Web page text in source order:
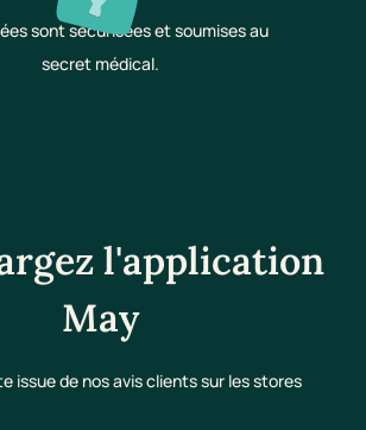
sont sécurisées et soumises au
secret médical.
l'application
May
issue de nos avis clients sur les stores